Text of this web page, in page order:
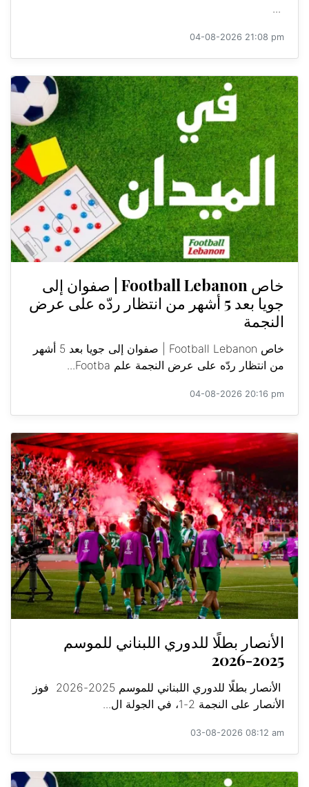
...
04-08-2026 21:08 pm
خاص Football Lebanon | صفوان إلى
جويا بعد 5 أشهر من انتظار ردّه على عرض
النجمة
خاص Football Lebanon | صفوان إلى جويا بعد 5 أشهر
من انتظار ردّه على عرض النجمة علم Footba...
04-08-2026 20:16 pm
الأنصار بطلًا للدوري اللبناني للموسم
2025-2026
الأنصار بطلًا للدوري اللبناني للموسم 2025-2026 فوز
الأنصار على النجمة 2-1، في الجولة ال...
03-08-2026 08:12 am